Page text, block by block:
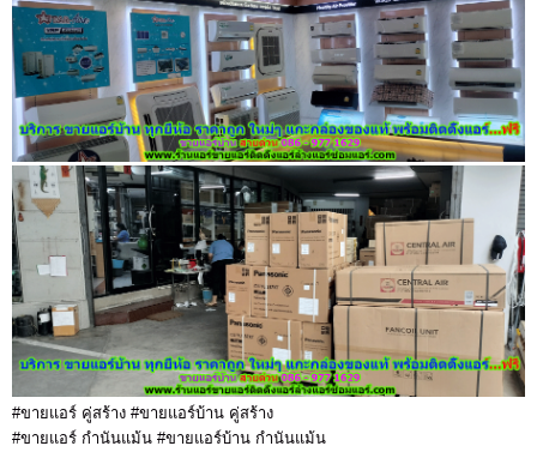
#ขายแอร์ คู่สร้าง #ขายแอร์บ้าน คู่สร้าง
#ขายแอร์ กำนันแม้น #ขายแอร์บ้าน กำนันแม้น